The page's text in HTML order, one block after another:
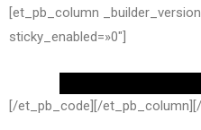
[et_pb_column
sticky_enabled=»0″]
[/et_pb_code][/